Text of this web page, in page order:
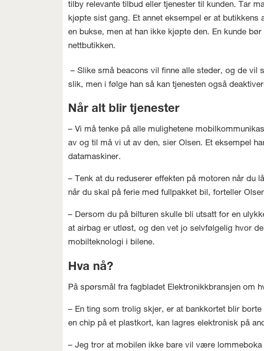
tilby relevante tilbud eller tjenester til kunden. Tar
kjøpte sist gang. Et annet eksempel er at
en bukse, men at han ikke kjøpte den. En kunde
nettbutikken.
– Slike små beacons vil finne alle steder, og de vil
slik, men i følge han så kan tjenesten også
Når alt blir tjenester
– Vi må tenke på alle mulighetene
av og til må vi ut av den, sier Olsen. Et eksempel
datamaskiner.
– Tenk at du reduserer effekten på motoren når du
når du skal på ferie med fullpakket bil, forteller
– Dersom du på bilturen skulle bli utsatt for en
at airbag er utløst, og den vet jo selvfølgelig hvor
mobilteknologi i bilene.
Hva nå?
På spørsmål fra fagbladet Elektronikkbransjen om
– En ting som trolig skjer, er at bankkortet blir
en chip på et plastkort, kan lagres elektronisk på
– Jeg tror at mobilen ikke bare vil være